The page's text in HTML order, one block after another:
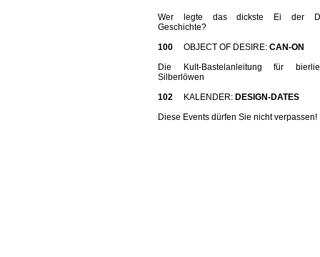
Wer legte das dickste Ei der
Geschichte?
100 OBJECT OF DESIRE: CAN-ON
Die Kult-Bastelanleitung für
Silberlöwen
102
KALENDER: DESIGN-DATES
Diese Events dürfen Sie nicht verpassen!